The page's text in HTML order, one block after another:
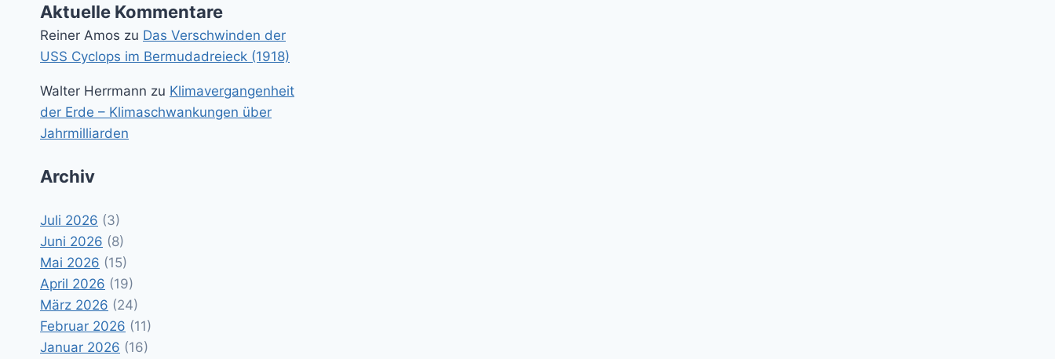
Aktuelle Kommentare
Reiner Amos zu Das Verschwinden der
USS Cyclops im Bermudadreieck (1918)
Walter Herrmann zu Klimavergangenheit
der Erde – Klimaschwankungen über
Jahrmilliarden
Archiv
Juli 2026 (3)
Juni 2026 (8)
Mai 2026 (15)
April 2026 (19)
März 2026 (24)
Februar 2026 (11)
Januar 2026 (16)